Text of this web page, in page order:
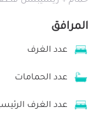
المرافق
عدد الغرف
عدد الحمامات
عدد الغرف